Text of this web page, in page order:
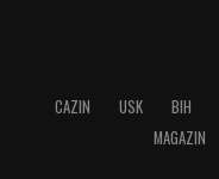
CAZIN USK BIH
MAGAZIN